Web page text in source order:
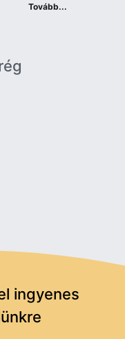
Tovább...
ingyenes